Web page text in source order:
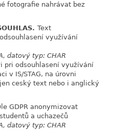
fotografie nahrávat bez
Text
využívání
datový typ: CHAR
pri odsouhlasení využívání
v IS/STAG, na úrovni
jen ceský text nebo i anglický
GDPR anonymizovat
a uchazečů
datový typ: CHAR